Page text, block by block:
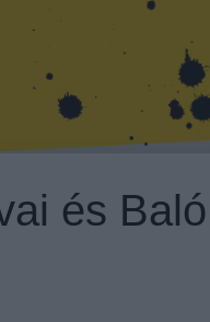
és Baló